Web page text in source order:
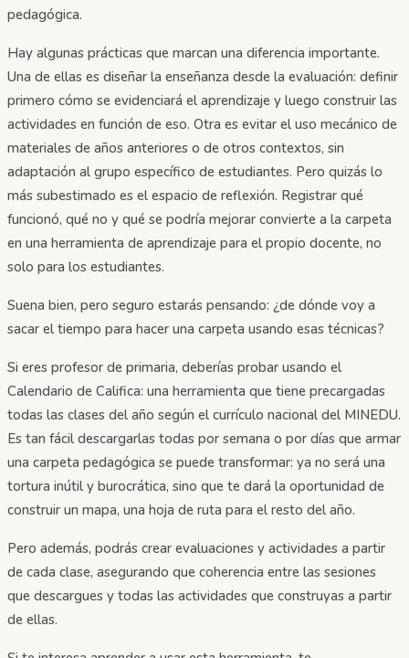
pedagógica.
Hay algunas prácticas que marcan una diferencia importante.
Una de ellas es diseñar la enseñanza desde la evaluación: definir
primero cómo se evidenciará el aprendizaje y luego construir las
actividades en función de eso. Otra es evitar el uso mecánico de
materiales de años anteriores o de otros contextos, sin
adaptación al grupo específico de estudiantes. Pero quizás lo
más subestimado es el espacio de reflexión. Registrar qué
funcionó, qué no y qué se podría mejorar convierte a la carpeta
en una herramienta de aprendizaje para el propio docente, no
solo para los estudiantes.
Suena bien, pero seguro estarás pensando: ¿de dónde voy a
sacar el tiempo para hacer una carpeta usando esas técnicas?
Si eres profesor de primaria, deberías probar usando el
Calendario de Califica: una herramienta que tiene precargadas
todas las clases del año según el currículo nacional del MINEDU.
Es tan fácil descargarlas todas por semana o por días que armar
una carpeta pedagógica se puede transformar: ya no será una
tortura inútil y burocrática, sino que te dará la oportunidad de
construir un mapa, una hoja de ruta para el resto del año.
Pero además, podrás crear evaluaciones y actividades a partir
de cada clase, asegurando que coherencia entre las sesiones
que descargues y todas las actividades que construyas a partir
de ellas.